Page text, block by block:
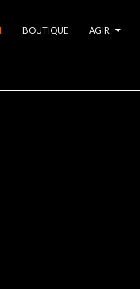
BOUTIQUE AGIR